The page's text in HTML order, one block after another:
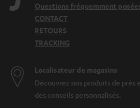
Questions fréquemment
CONTACT
RETOURS
TRACKING
Localisateur de magasins
Découvrez nos produits de près
des conseils personnalisés.